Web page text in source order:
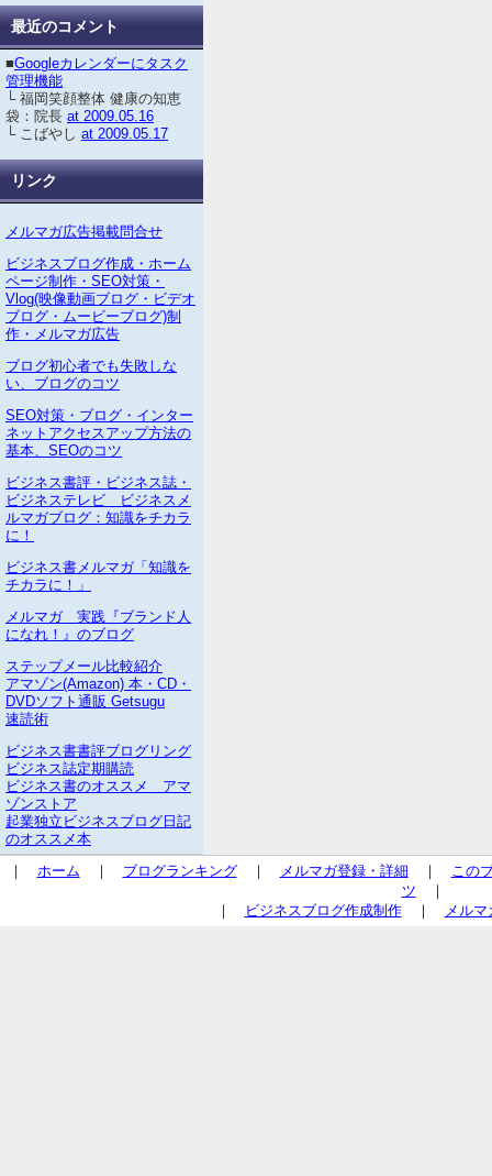
最近のコメント
■Googleカレンダーにタスク
管理機能
└ 福岡笑顔整体 健康の知恵
袋：院長 at 2009.05.16
└ こばやし at 2009.05.17
リンク
メルマガ広告掲載問合せ
ビジネスブログ作成・ホーム
ページ制作・SEO対策・
Vlog(映像動画ブログ・ビデオ
ブログ・ムービーブログ)制
作・メルマガ広告
ブログ初心者でも失敗しな
い、ブログのコツ
SEO対策・ブログ・インター
ネットアクセスアップ方法の
基本、SEOのコツ
ビジネス書評・ビジネス誌・
ビジネステレビ ビジネスメ
ルマガブログ：知識をチカラ
に！
ビジネス書メルマガ「知識を
チカラに！」
メルマガ 実践『ブランド人
になれ！』のブログ
ステップメール比較紹介
アマゾン(Amazon) 本・CD・
DVDソフト通販 Getsugu
速読術
ビジネス書書評ブログリング
ビジネス誌定期購読
ビジネス書のオススメ アマ
ゾンストア
起業独立ビジネスブログ日記
のオススメ本
｜ ホーム ｜ ブログランキング｜ メルマガ登録・詳細 ｜ この
ツ ｜
｜
ビジネスブログ作成制作｜ メル